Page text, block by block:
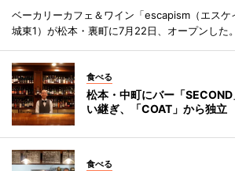
ベーカリーカフェ＆ワイン「escapism（エスケ
城東1）が松本・裏町に7月22日、オープンした。
食べる
松本・中町にバー「
い継ぎ、「COAT」から独立
食べる